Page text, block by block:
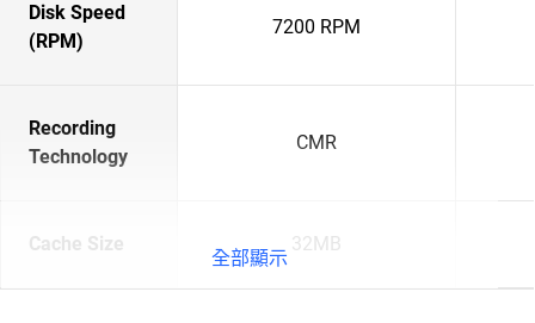
Disk Speed
(RPM)
7200 RPM
Recording
Technology
CMR
Cache Size 32MB
全部顯示